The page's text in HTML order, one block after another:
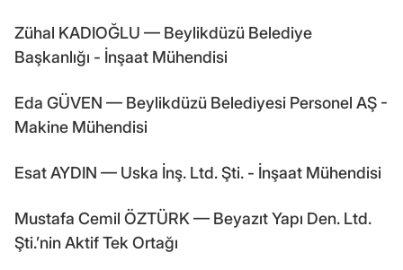
Zühal KADIOĞLU — Beylikdüzü Belediye
Başkanlığı - İnşaat Mühendisi
Eda GÜVEN — Beylikdüzü Belediyesi Personel AŞ -
Makine Mühendisi
Esat AYDIN — Uska İnş. Ltd. Şti. - İnşaat Mühendisi
Mustafa Cemil ÖZTÜRK — Beyazıt Yapı Den. Ltd.
Şti.’nin Aktif Tek Ortağı